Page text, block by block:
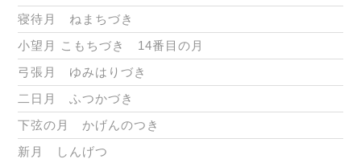
寝待月 ねまちづき
小望月 こもちづき 14番目の月
弓張月 ゆみはりづき
二日月 ふつかづき
下弦の月 かげんのつき
新月 しんげつ